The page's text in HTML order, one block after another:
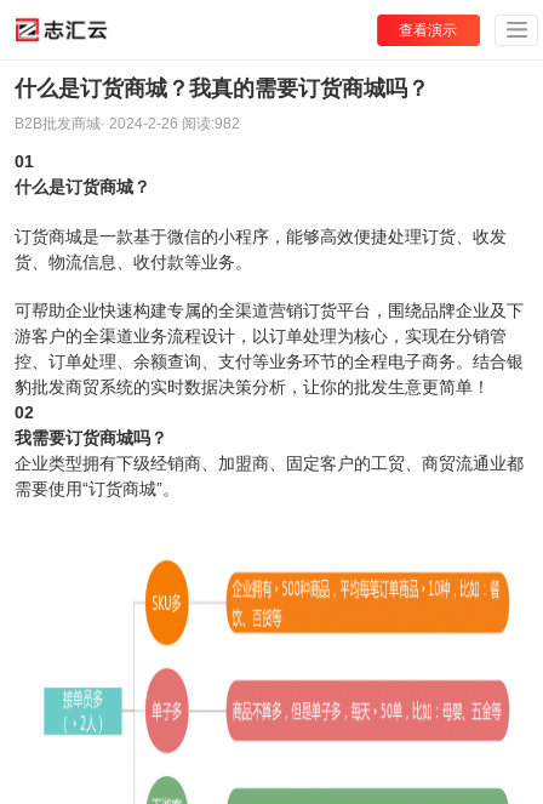
查看演示
什么是订货商城？我真的需要订货商城吗？
B2B批发商城· 2024-2-26 阅读:982
01
什么是订货商城？
订货商城是一款基于微信的小程序，能够高效便捷处理订货、收发
货、物流信息、收付款等业务。
可帮助企业快速构建专属的全渠道营销订货平台，围绕品牌企业及下
游客户的全渠道业务流程设计，以订单处理为核心，实现在分销管
控、订单处理、余额查询、支付等业务环节的全程电子商务。结合银
豹批发商贸系统的实时数据决策分析，让你的批发生意更简单！
02
我需要订货商城吗？
企业类型拥有下级经销商、加盟商、固定客户的工贸、商贸流通业都
需要使用“订货商城”。